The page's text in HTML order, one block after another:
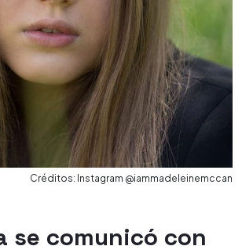
Créditos: Instagram @iammadeleinemccan
se comunicó con